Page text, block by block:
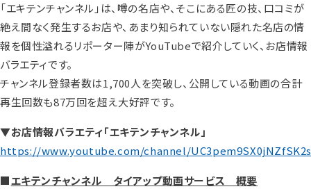
「エキテンチャンネル」は、噂の名店や、そこにある匠の技、口コミが
絶え間なく発生するお店や、あまり知られていない隠れた名店の情
報を個性溢れるリポーター陣がYouTubeで紹介していく、お店情報
バラエティです。
チャンネル登録者数は1,700人を突破し、公開している動画の合計
再生回数も87万回を超え大好評です。
▼お店情報バラエティ「エキテンチャンネル」
https://www.youtube.com/channel/
■エキテンチャンネル タイアップ動画サービス 概要